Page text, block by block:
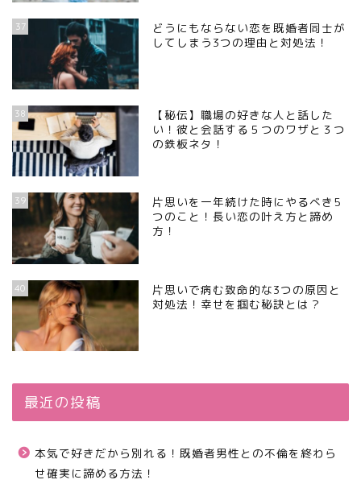
37
どうにもならない恋を既婚者同士が
してしまう3つの理由と対処法！
38
【秘伝】職場の好きな人と話した
い！彼と会話する５つのワザと３つ
の鉄板ネタ！
39
片思いを一年続けた時にやるべき5
つのこと！長い恋の叶え方と諦め
方！
40
片思いで病む致命的な3つの原因と
対処法！幸せを掴む秘訣とは？
最近の投稿
本気で好きだから別れる！既婚者男性との不倫を終わら
せ確実に諦める方法！